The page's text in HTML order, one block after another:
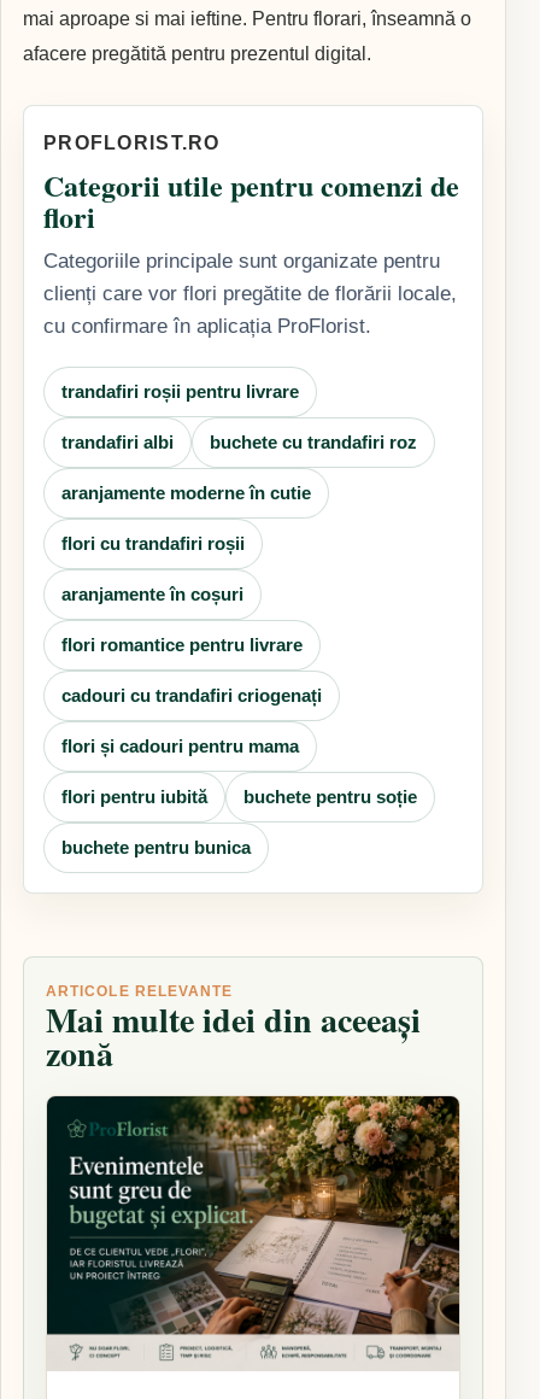
mai aproape si mai ieftine. Pentru florari, înseamnă o
afacere pregătită pentru prezentul digital.
PROFLORIST.RO
Categorii utile pentru comenzi de
flori
Categoriile principale sunt organizate pentru
clienți care vor flori pregătite de florării locale,
cu confirmare în aplicația ProFlorist.
trandafiri roșii pentru livrare
trandafiri albi buchete cu trandafiri roz
aranjamente moderne în cutie
flori cu trandafiri roșii
aranjamente în coșuri
flori romantice pentru livrare
cadouri cu trandafiri criogenați
flori și cadouri pentru mama
flori pentru iubită buchete pentru soție
buchete pentru bunica
ARTICOLE RELEVANTE
Mai multe idei din aceeași
zonă